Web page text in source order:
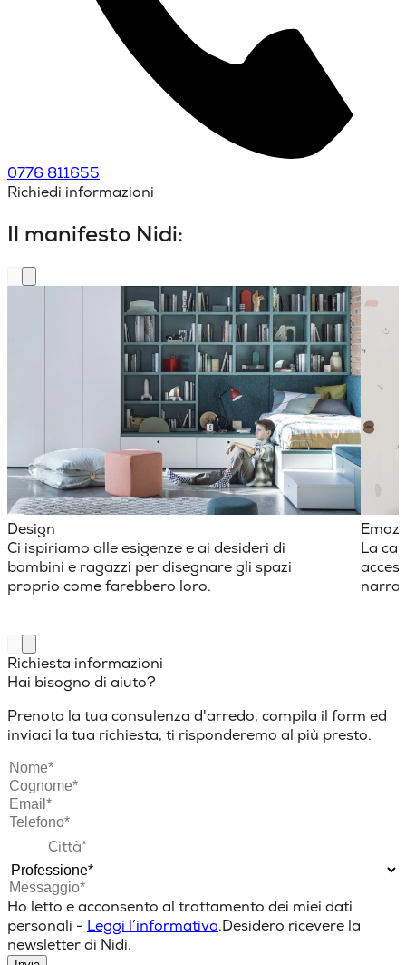
0776 811655
Richiedi informazioni
Il manifesto Nidi:
Design
Ci ispiriamo alle esigenze e ai desideri di
bambini e ragazzi per disegnare gli spazi
proprio come farebbero loro.
La
Richiesta informazioni
Hai bisogno di aiuto?
Prenota la tua consulenza d'arredo, compila il form ed
inviaci la tua richiesta, ti risponderemo al più presto.
Ho letto e acconsento al trattamento dei miei dati
personali - Leggi l’informativa.Desidero ricevere la
newsletter di Nidi.